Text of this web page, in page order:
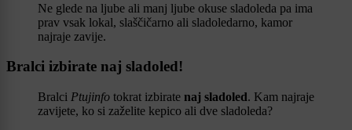
Ne glede na ljube ali manj ljube okuse sladoleda pa ima
prav vsak lokal, slaščičarno ali sladoledarno, kamor
najraje zavije.
Bralci izbirate naj sladoled!
Bralci Ptujinfo tokrat izbirate naj sladoled. Kam najraje
zavijete, ko si zaželite kepico ali dve sladoleda?